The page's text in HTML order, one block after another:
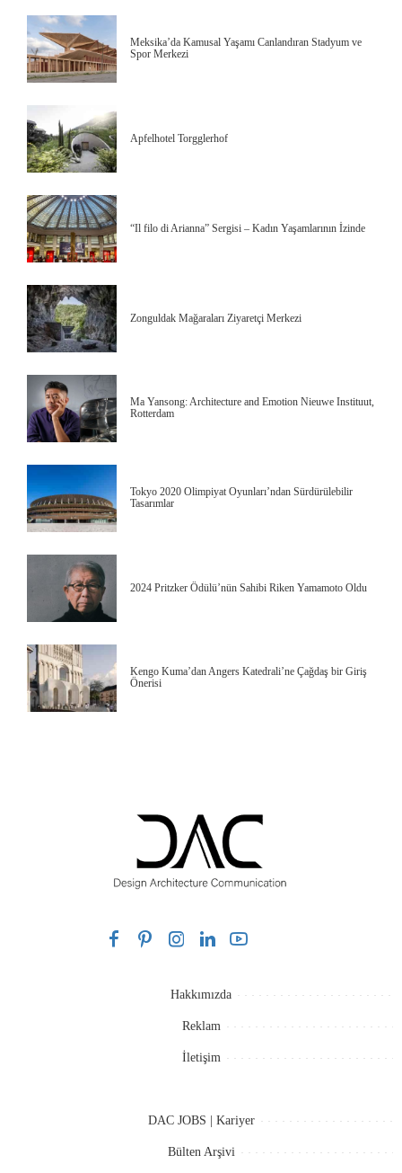
Meksika’da Kamusal Yaşamı Canlandıran Stadyum ve
Spor Merkezi
Apfelhotel Torgglerhof
“Il filo di Arianna” Sergisi – Kadın Yaşamlarının İzinde
Zonguldak Mağaraları Ziyaretçi Merkezi
Ma Yansong: Architecture and Emotion Nieuwe Instituut,
Rotterdam
Tokyo 2020 Olimpiyat Oyunları’ndan Sürdürülebilir
Tasarımlar
2024 Pritzker Ödülü’nün Sahibi Riken Yamamoto Oldu
Kengo Kuma’dan Angers Katedrali’ne Çağdaş bir Giriş
Önerisi
Hakkımızda
Reklam
İletişim
DAC JOBS | Kariyer
Bülten Arşivi